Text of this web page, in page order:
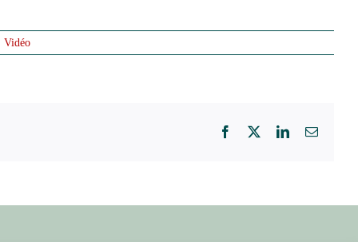
Vidéo
Facebook LinkedInEmail